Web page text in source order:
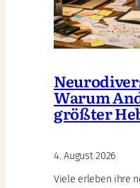
Warum
größter
4. August 2026
Viele erleben ihre